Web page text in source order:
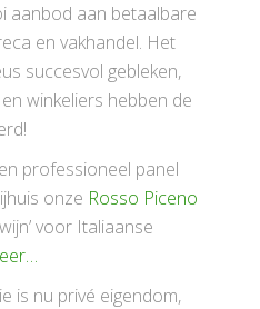
aanbod aan betaalbare
en vakhandel. Het
succesvol gebleken,
winkeliers hebben de
professioneel panel
onze Rosso Piceno
voor Italiaanse
is nu privé eigendom,